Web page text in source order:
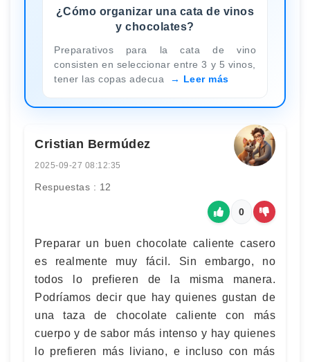
¿Cómo organizar una cata de vinos
y chocolates?
Preparativos para la cata de vino
consisten en seleccionar entre 3 y 5 vinos,
tener las copas adecua
Leer más
Cristian Bermúdez
2025-09-27 08:12:35
Respuestas : 12
0
Preparar un buen chocolate caliente casero
es realmente muy fácil. Sin embargo, no
todos lo prefieren de la misma manera.
Podríamos decir que hay quienes gustan de
una taza de chocolate caliente con más
cuerpo y de sabor más intenso y hay quienes
lo prefieren más liviano, e incluso con más